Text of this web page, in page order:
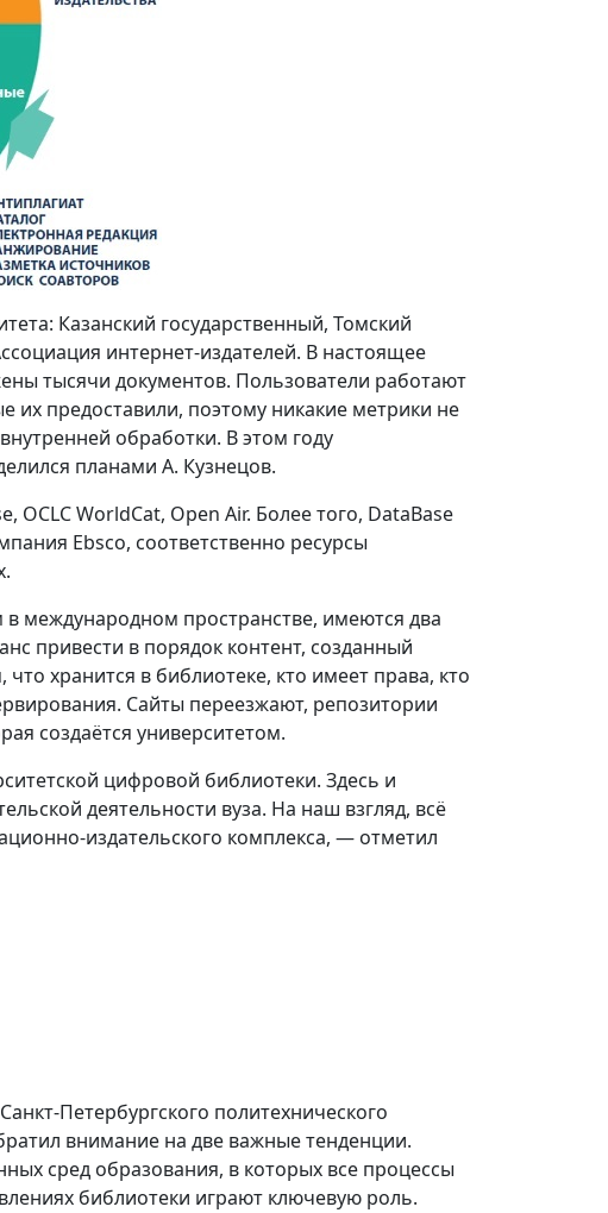
Казанский государственный, Томский
интернет-издателей. В настоящее
тысячи документов. Пользователи работают
их предоставили, поэтому никакие метрики не
обработки. В этом году
планами А. Кузнецов.
OCLC WorldCat, Open Air. Более того, DataBase
Ebsco, соответственно ресурсы
международном пространстве, имеются два
привести в порядок контент, созданный
хранится в библиотеке, кто имеет права, кто
Сайты переезжают, репозитории
создаётся университетом.
цифровой библиотеки. Здесь и
деятельности вуза. На наш взгляд, всё
издательского комплекса, — отметил
Петербургского политехнического
внимание на две важные тенденции.
сред образования, в которых все процессы
библиотеки играют ключевую роль.